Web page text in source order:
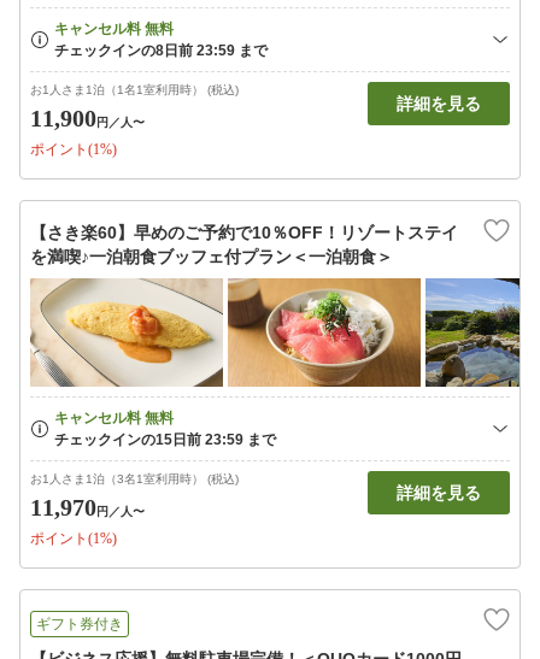
お1人さま1泊（1名1室利用時） (税込)
11,900円 ／人〜
ポイント(1%)
詳細を見る
【さき楽60】早めのご予約で10％OFF！リゾートステイ
を満喫♪一泊朝食ブッフェ付プラン＜一泊朝食＞
お1人さま1泊（3名1室利用時） (税込)
11,970円 ／人〜
ポイント(1%)
詳細を見る
ギフト券付き